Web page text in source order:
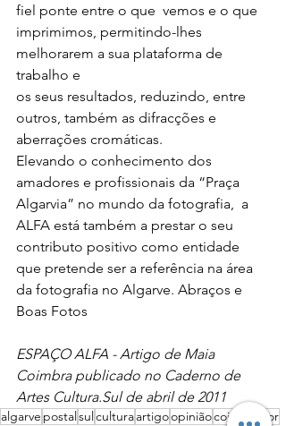
fiel ponte entre o que  vemos e o que
imprimimos, permitindo-lhes
melhorarem a sua plataforma de
trabalho e
os seus resultados, reduzindo, entre
outros, também as difracções e
aberrações cromáticas.
Elevando o conhecimento dos
amadores e profissionais da “Praça
Algarvia” no mundo da fotografia,  a
ALFA está também a prestar o seu
contributo positivo como entidade
que pretende ser a referência na área
da fotografia no Algarve. Abraços e
Boas Fotos
ESPAÇO ALFA - Artigo de Maia
Coimbra publicado no Caderno de
Artes Cultura.Sul de abril de 2011
algarve postalsulculturaartigoopiniãocoimbra
cor